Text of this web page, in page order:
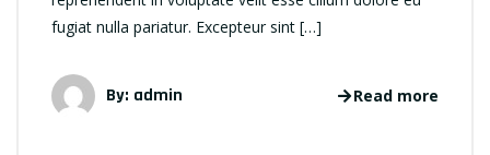
fugiat nulla pariatur. Excepteur sint […]
By: admin Read more